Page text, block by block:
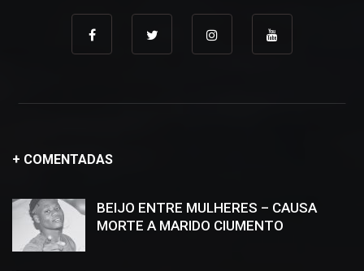
+ COMENTADAS
BEIJO ENTRE MULHERES – CAUSA
MORTE A MARIDO CIUMENTO